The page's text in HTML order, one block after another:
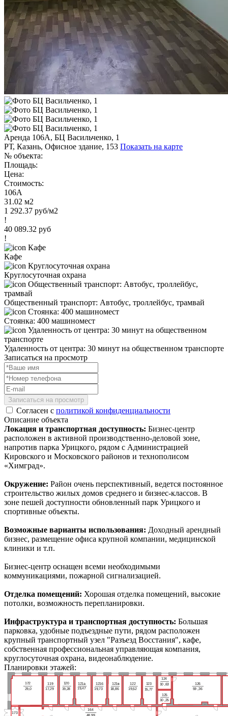
Аренда 106А, БЦ Васильченко, 1
РТ, Казань, Офисное здание, 153 Показать на карте
№ объекта:
Площадь:
Цена:
Стоимость:
106А
31.02 м2
1 292.37 руб/м2
!
40 089.32 руб
!
Кафе
Круглосуточная охрана
Общественный транспорт: Автобус, троллейбус, трамвай
Стоянка: 400 машиномест
Удаленность от центра: 30 минут на общественном транспорте
Записаться на просмотр
Записаться на просмотр
Согласен с политикой конфиденциальности
Описание объекта
Локация и транспортная доступность: Бизнес-центр
расположен в активной производственно-деловой зоне,
напротив парка Урицкого, рядом с Администрацией
Кировского и Московского районов и технополисом
«Химград».
Окружение: Район очень перспективный, ведется постоянное
строительство жилых домов среднего и бизнес-классов. В
зоне пешей доступности обновленный парк Урицкого и
спортивные объекты.
Возможные варианты использования: Доходный арендный
бизнес, размещение офиса крупной компании, медицинской
клиники и т.п.
Бизнес-центр оснащен всеми необходимыми
коммуникациями, пожарной сигнализацией.
Отделка помещений: Хорошая отделка помещений, высокие
потолки, возможность перепланировки.
Инфраструктура и транспортная доступность: Большая
парковка, удобные подъездные пути, рядом расположен
крупный транспортный узел "Разъезд Восстания", кафе,
собственная профессиональная управляющая компания,
круглосуточная охрана, видеонаблюдение.
Планировки этажей:
122 123
124
125
126
120
119 121в
121б
121а
19,52 15,77
10 ,63
10 ,25
59 6
,3
19,28
17,29 18,86
19,73
19,47
172
173
29,0
164
48,99